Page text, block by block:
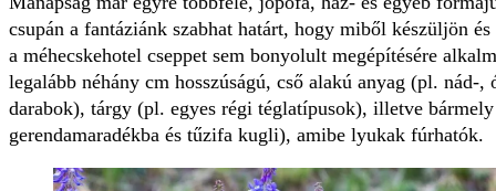
csupán a fantáziánk szabhat határt, hogy miből készüljön
a méhecskehotel cseppet sem bonyolult megépítésére
legalább néhány cm hosszúságú, cső alakú anyag (pl. nád-,
darabok), tárgy (pl. egyes régi téglatípusok), illetve
gerendamaradékba és tűzifa kugli), amibe lyukak fúrhatók.